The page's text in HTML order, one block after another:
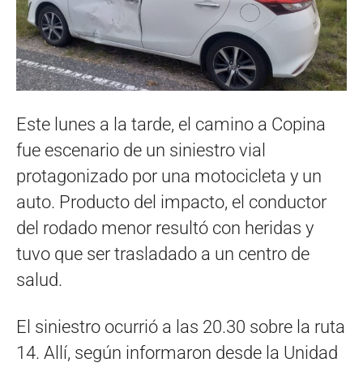
Este lunes a la tarde, el camino a Copina
fue escenario de un siniestro vial
protagonizado por una motocicleta y un
auto. Producto del impacto, el conductor
del rodado menor resultó con heridas y
tuvo que ser trasladado a un centro de
salud.
El siniestro ocurrió a las 20.30 sobre la ruta
14. Allí, según informaron desde la Unidad